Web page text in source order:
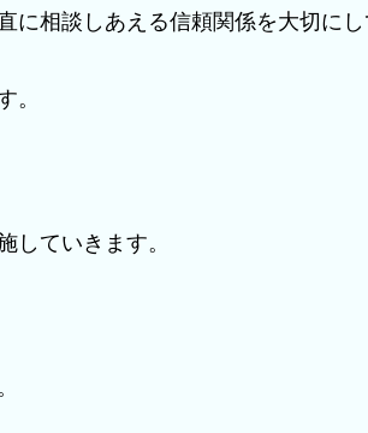
相談しあえる信頼関係を大切にし
。
していきます。